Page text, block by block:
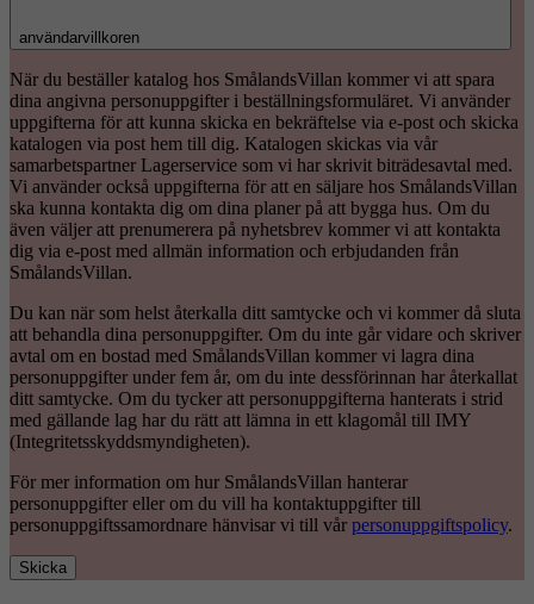
användarvillkoren
När du beställer katalog hos SmålandsVillan kommer vi att spara
dina angivna personuppgifter i beställningsformuläret. Vi använder
uppgifterna för att kunna skicka en bekräftelse via e-post och skicka
katalogen via post hem till dig. Katalogen skickas via vår
samarbetspartner Lagerservice som vi har skrivit biträdesavtal med.
Vi använder också uppgifterna för att en säljare hos SmålandsVillan
ska kunna kontakta dig om dina planer på att bygga hus. Om du
även väljer att prenumerera på nyhetsbrev kommer vi att kontakta
dig via e-post med allmän information och erbjudanden från
SmålandsVillan.
Du kan när som helst återkalla ditt samtycke och vi kommer då sluta
att behandla dina personuppgifter. Om du inte går vidare och skriver
avtal om en bostad med SmålandsVillan kommer vi lagra dina
personuppgifter under fem år, om du inte dessförinnan har återkallat
ditt samtycke. Om du tycker att personuppgifterna hanterats i strid
med gällande lag har du rätt att lämna in ett klagomål till IMY
(Integritetsskyddsmyndigheten).
För mer information om hur SmålandsVillan hanterar
personuppgifter eller om du vill ha kontaktuppgifter till
personuppgiftssamordnare hänvisar vi till vår personuppgiftspolicy.
Skicka